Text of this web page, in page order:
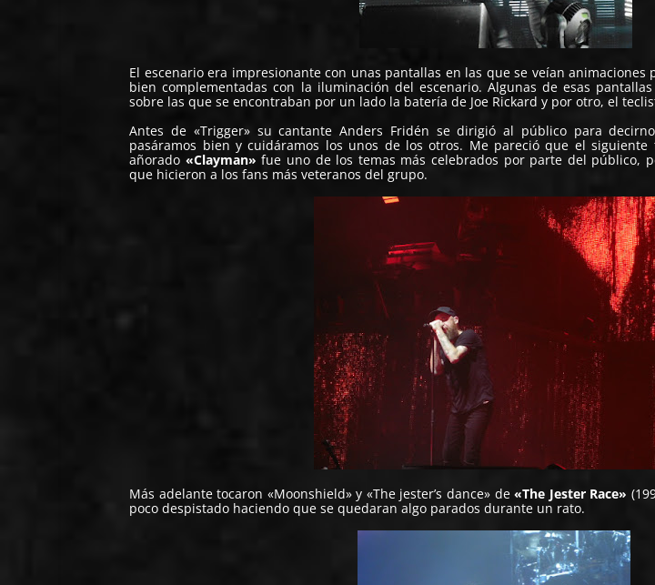
El escenario era impresionante con unas pantallas en las que se veían animaciones
bien complementadas con la iluminación del escenario. Algunas de esas
sobre las que se encontraban por un lado la batería de Joe Rickard y por otro, el
Antes de «Trigger» su cantante Anders Fridén se dirigió al público para
pasáramos bien y cuidáramos los unos de los otros. Me pareció que el
añorado «Clayman» fue uno de los temas más celebrados por parte del público,
que hicieron a los fans más veteranos del grupo.
Más adelante tocaron «Moonshield» y «The jester’s dance» de«The Jester Race»
poco despistado haciendo que se quedaran algo parados durante un rato.